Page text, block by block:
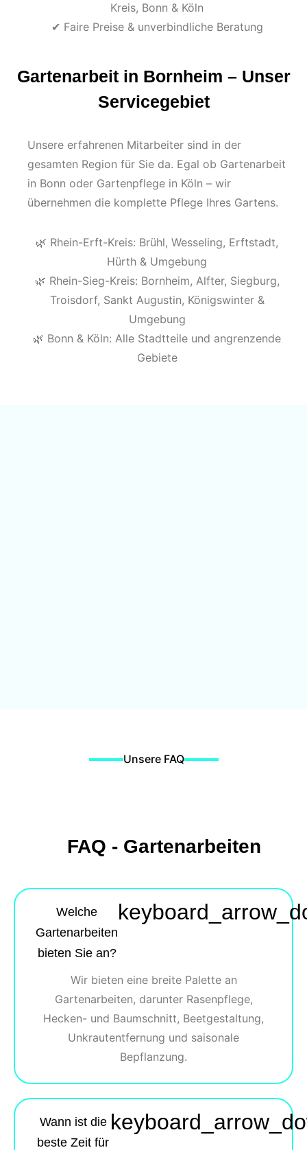
Kreis, Bonn & Köln
✔ Faire Preise & unverbindliche Beratung
Gartenarbeit in Bornheim – Unser
Servicegebiet
Unsere erfahrenen Mitarbeiter sind in der
gesamten Region für Sie da. Egal ob Gartenarbeit
in Bonn oder Gartenpflege in Köln – wir
übernehmen die komplette Pflege Ihres Gartens.
🌿 Rhein-Erft-Kreis: Brühl, Wesseling, Erftstadt,
Hürth & Umgebung
🌿 Rhein-Sieg-Kreis: Bornheim, Alfter, Siegburg,
Troisdorf, Sankt Augustin, Königswinter &
Umgebung
🌿 Bonn & Köln: Alle Stadtteile und angrenzende
Gebiete
Unsere FAQ
FAQ - Gartenarbeiten
Welche
Gartenarbeiten
bieten Sie an?
Wir bieten eine breite Palette an
Gartenarbeiten, darunter Rasenpflege,
Hecken- und Baumschnitt, Beetgestaltung,
Unkrautentfernung und saisonale
Bepflanzung.
Wann ist die
beste Zeit für